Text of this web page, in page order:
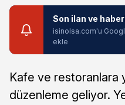
Son ilan ve
isinolsa.com'u
ekle
Kafe ve restoranlara
düzenleme geliyor.